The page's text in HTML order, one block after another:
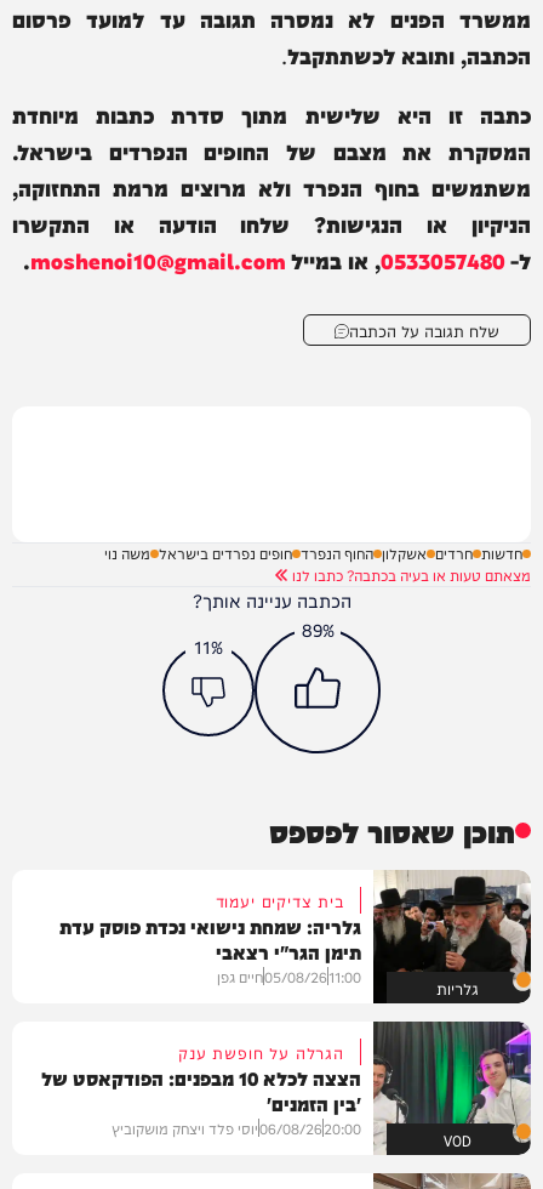
ממשרד הפנים לא נמסרה תגובה עד למועד פרסום
הכתבה, ותובא לכשתתקבל.
כתבה זו היא שלישית מתוך סדרת כתבות מיוחדת
המסקרת את מצבם של החופים הנפרדים בישראל.
משתמשים בחוף הנפרד ולא מרוצים מרמת התחזוקה,
הניקיון או הנגישות? שלחו הודעה או התקשרו
ל-0533057480, או במיילmoshenoi10@gmail.com
.
שלח תגובה על הכתבה
חדשות חרדים אשקלון החוף הנפרד חופים נפרדים בישראל משה נוי
מצאתם טעות או בעיה בכתבה? כתבו לנו
הכתבה עניינה אותך?
89%
11%
תוכן שאסור לפספס
גלריות
בית צדיקים יעמוד
גלריה: שמחת נישואי נכדת פוסק עדת
תימן הגר"י רצאבי
11:00
05/08/26חיים גפן
VOD
הגרלה על חופשת ענק
הצצה לכלא 10 מבפנים: הפודקאסט של
'בין הזמנים'
20:00
06/08/26יוסי פלד ויצחק מושקוביץ